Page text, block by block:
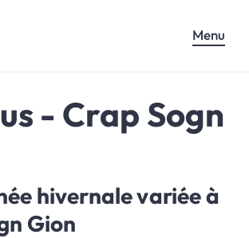
Menu
- Crap Sogn
hivernale variée à
Gion